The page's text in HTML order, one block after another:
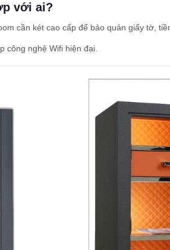
với ai?
cần két cao cấp để bảo quản giấy tờ,
công nghệ Wifi hiện đại.